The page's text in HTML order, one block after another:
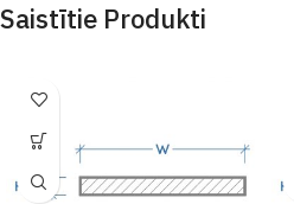
Saistītie Produkti